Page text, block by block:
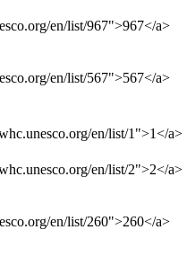
en/list/967">967</a>
en/list/567">567</a>
en/list/1">1</a>
en/list/2">2</a>
en/list/260">260</a>